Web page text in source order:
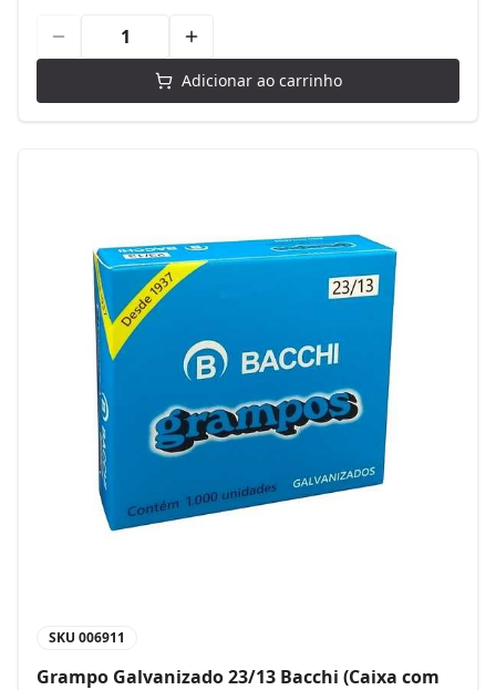
Adicionar ao carrinho
SKU 006911
Grampo Galvanizado 23/13 Bacchi (Caixa com